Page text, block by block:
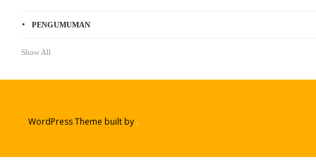
PENGUMUMAN
Show All
WordPress Theme built by .